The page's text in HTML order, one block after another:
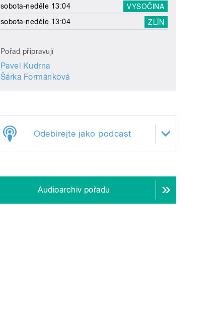
sobota-neděle 13:04
VYSOČINA
sobota-neděle 13:04
ZLÍN
Pořad připravují
Pavel Kudrna
Šárka Formánková
Odebírejte jako podcast
Audioarchiv pořadu